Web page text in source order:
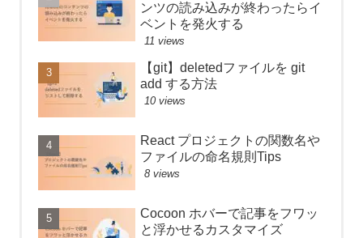
ンツの読み込みが終わったらイ
ベントを発火する
11 views
【git】deletedファイルを git
add する方法
10 views
React プロジェクトの関数名や
ファイルの命名規則Tips
8 views
Cocoon ホバーで記事をフワッ
と浮かせるカスタマイズ